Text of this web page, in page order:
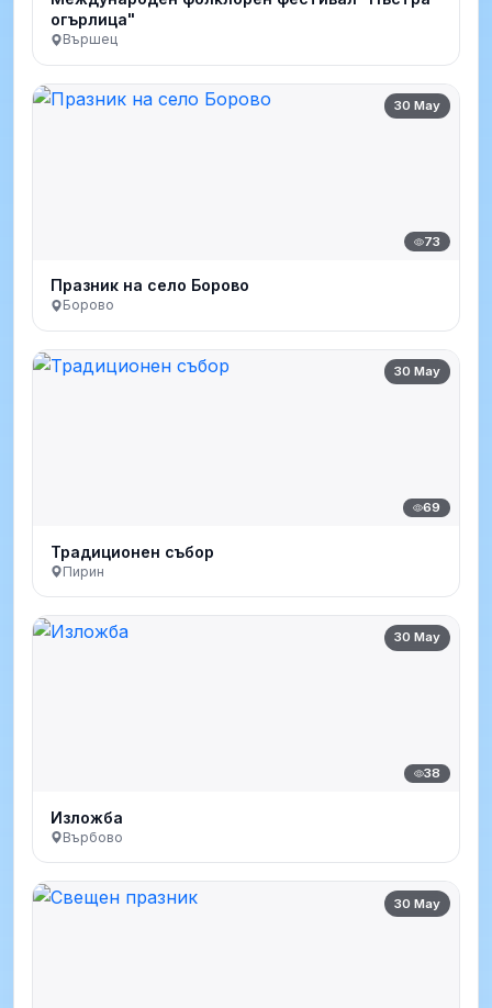
огърлица"
Вършец
30 May
73
Празник на село Борово
Борово
30 May
69
Традиционен събор
Пирин
30 May
38
Изложба
Върбово
30 May